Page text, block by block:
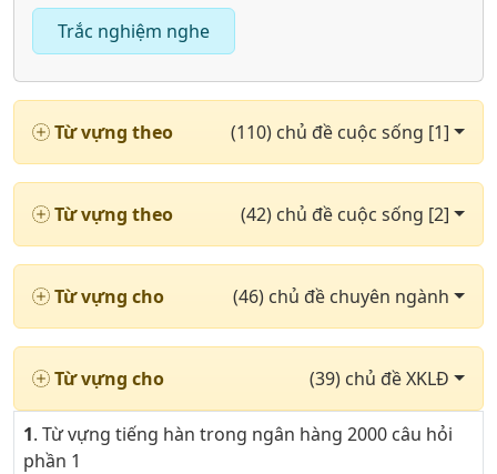
Trắc nghiệm nghe
Từ vựng theo (110) chủ đề cuộc sống [1]
Từ vựng theo (42) chủ đề cuộc sống [2]
Từ vựng cho (46) chủ đề chuyên ngành
Từ vựng cho (39) chủ đề XKLĐ
1. Từ vựng tiếng hàn trong ngân hàng 2000 câu hỏi
phần 1